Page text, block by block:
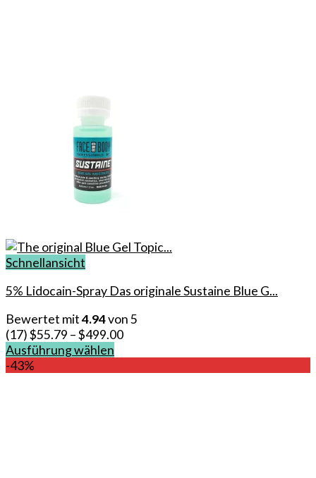
Schnellansicht
5% Lidocain-Spray Das originale Sustaine Blue G...
Bewertet mit4.94von 5
(17)$55.79 –$499.00
Ausführung wählen
Dieses
-43%